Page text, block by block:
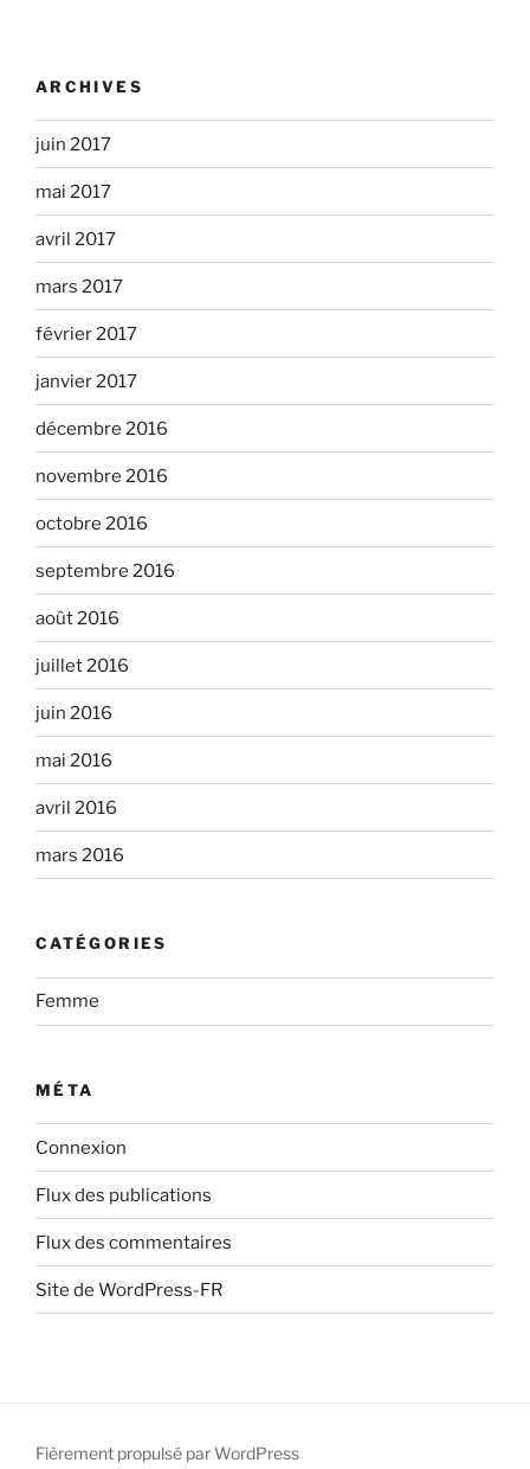
ARCHIVES
juin 2017
mai 2017
avril 2017
mars 2017
février 2017
janvier 2017
décembre 2016
novembre 2016
octobre 2016
septembre 2016
août 2016
juillet 2016
juin 2016
mai 2016
avril 2016
mars 2016
CATÉGORIES
Femme
MÉTA
Connexion
Flux des publications
Flux des commentaires
Site de WordPress-FR
Fièrement propulsé par WordPress